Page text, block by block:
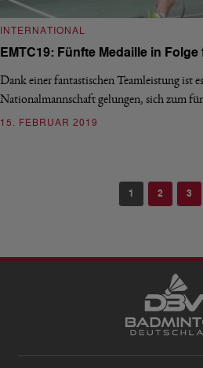
INTERNATIONAL
EMTC19: Fünfte Medaille in
Dank einer fantastischen Teamleistung ist
Nationalmannschaft gelungen, sich zum
15. FEBRUAR 2019
1 2 3